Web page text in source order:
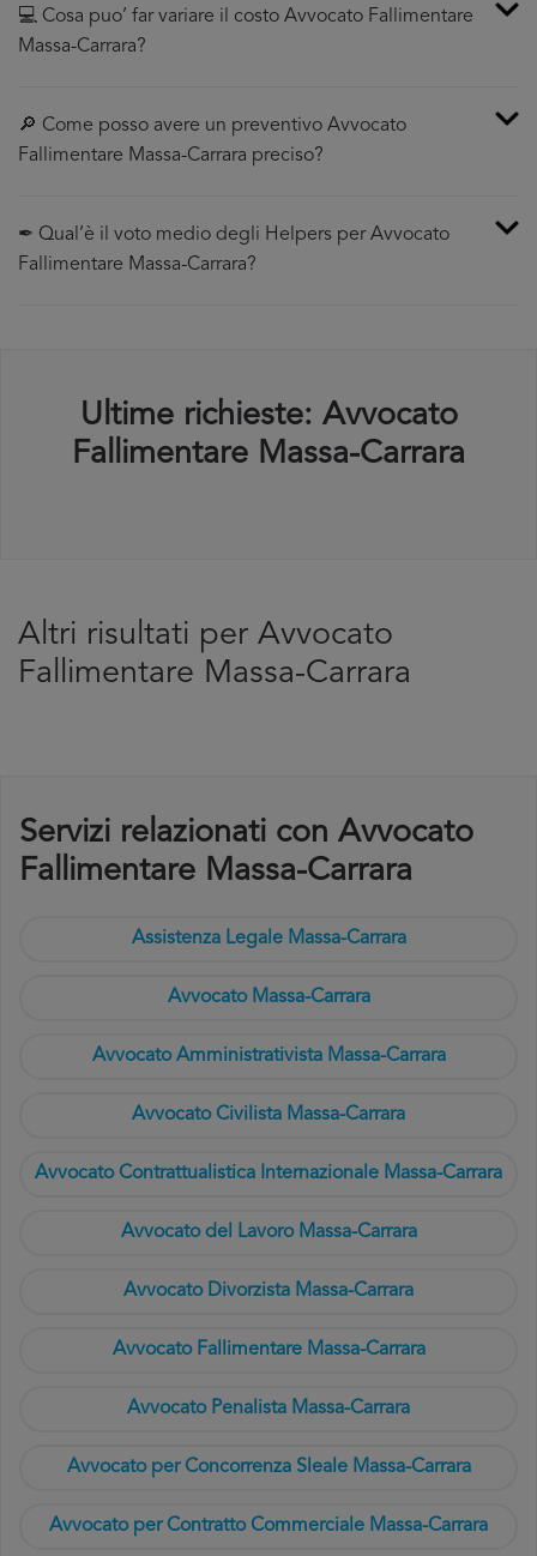
💻 Cosa puo’ far variare il costo Avvocato Fallimentare
Massa-Carrara?
🔎 Come posso avere un preventivo Avvocato
Fallimentare Massa-Carrara preciso?
✒ Qual’è il voto medio degli Helpers per Avvocato
Fallimentare Massa-Carrara?
Ultime richieste: Avvocato
Fallimentare Massa-Carrara
Altri risultati per Avvocato
Fallimentare Massa-Carrara
Servizi relazionati con Avvocato
Fallimentare Massa-Carrara
Assistenza Legale Massa-Carrara
Avvocato Massa-Carrara
Avvocato Amministrativista Massa-Carrara
Avvocato Civilista Massa-Carrara
Avvocato Contrattualistica Internazionale Massa-Carrara
Avvocato del Lavoro Massa-Carrara
Avvocato Divorzista Massa-Carrara
Avvocato Fallimentare Massa-Carrara
Avvocato Penalista Massa-Carrara
Avvocato per Concorrenza Sleale Massa-Carrara
Avvocato per Contratto Commerciale Massa-Carrara